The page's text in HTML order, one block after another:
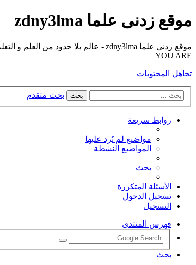
موقع زدنى علما zdny3lma
YOU ARE
تجاهل المحتويات
بحث بحث متقدم
روابط سريعة
مواضيع لم يُرد عليها
المواضيع النشطة
بحث
الأسئلة المتكررة
تسجيل الدخول
التسجيل
فهرس المنتدى
بحث